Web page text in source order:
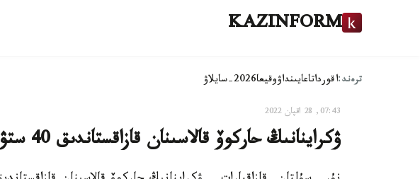
KAZINFORM
ترەند:اقورداتاعايىنداۋوقيعا2026-سايلاۋ
07:43, 28 اقپان 2022
ۋكراينانىڭ حاركوۆ قالاسىنان قازاقستاندىق 40 ستۋدەنت ەۆاكۋاتسيالانۋدا